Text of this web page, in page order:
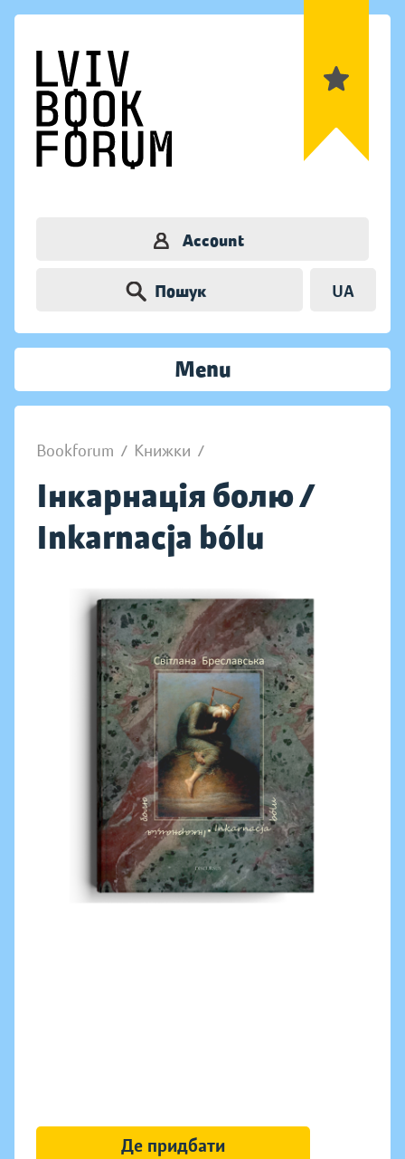
Account
Пошук UA
Menu
Bookforum / Книжки /
Інкарнація болю /
Inkarnacja bólu
Де придбати